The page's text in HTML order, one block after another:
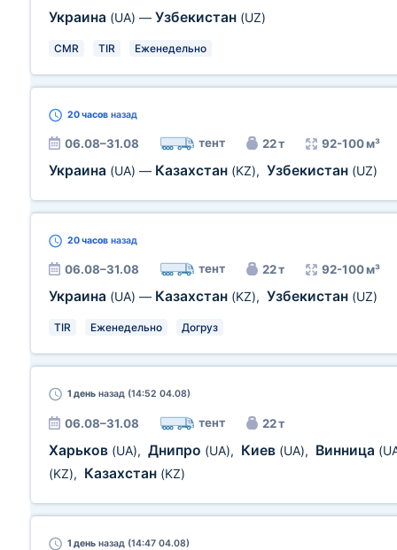
Украина (UA) — Узбекистан (UZ)
CMR TIR Еженедельно
20 часов назад
06.08–31.08 тент 22 т 92-100 м³
Украина (UA) — Казахстан (KZ), Узбекистан (UZ)
20 часов назад
06.08–31.08 тент 22 т 92-100 м³
Украина (UA) — Казахстан (KZ), Узбекистан (UZ)
TIR Еженедельно Догруз
1 день назад (14:52 04.08)
06.08–31.08 тент 22 т
Харьков (UA), Днипро (UA), Киев (UA), Винница
(KZ), Казахстан (KZ)
1 день назад (14:47 04.08)